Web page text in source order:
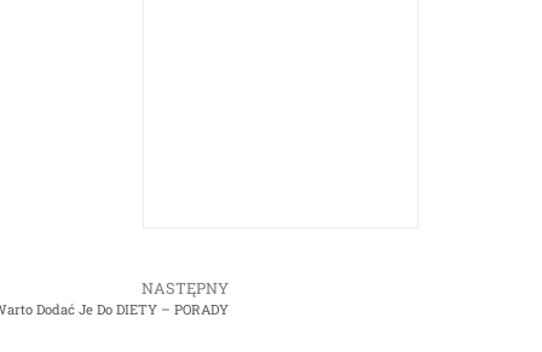
NASTĘPNY
Dodać Je Do DIETY – PORADY